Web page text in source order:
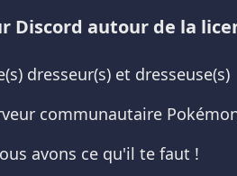
Discord autour de la
dresseur(s) et dresseuse(s)
communautaire
avons ce qu'il te faut !